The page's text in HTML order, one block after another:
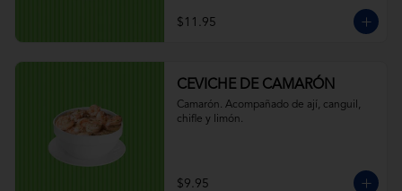
$11.95
CEVICHE DE CAMARÓN
Camarón. Acompañado de ají, canguil,
chifle y limón.
$9.95